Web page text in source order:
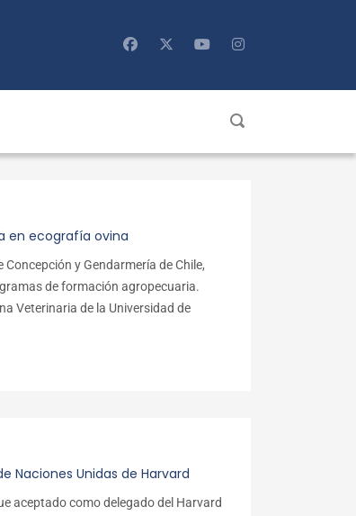
en ecografía ovina
y Gendarmería de Chile,
de formación agropecuaria.
Veterinaria de la Universidad de
Naciones Unidas de Harvard
aceptado como delegado del Harvard